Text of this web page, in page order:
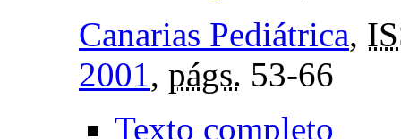
Canarias Pediátrica,
2001, págs. 53-66
Texto completo